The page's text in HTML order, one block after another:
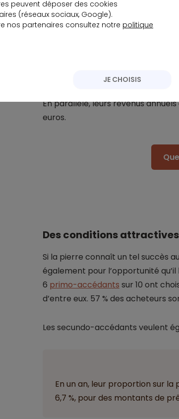
L’équivalent en années de
En parallèle, leurs revenus annuels
euros.
Des conditions
Si la pierre connaît un tel succès
également pour l’opportunité
6 primo-accédants sur 10 ont
d’entre eux. 57 % des acheteurs
Les secundo-accédants veulent
En un an, leur proportion sur
6,7 %, pour des montants de
peuvent déposer des cookies
(réseaux sociaux, Google).
nos partenaires consultez notre politique
JE CHOISIS